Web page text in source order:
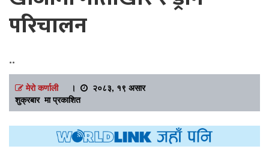
परिचालन
..
मेरो कर्णाली।
२०८३, १९ असार
शुक्रबार मा प्रकाशित